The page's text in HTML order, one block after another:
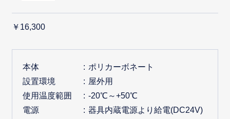
￥16,300
本体
ポリカーボネート
設置環境
屋外用
使用温度範囲
-20℃～+50℃
電源
器具内蔵電源より給電(DC24V)